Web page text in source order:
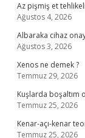
Az pişmiş et
Ağustos 4, 2026
Albaraka cihaz
Ağustos 3, 2026
Xenos ne demek ?
Temmuz 29, 2026
Kuşlarda boşaltım
Temmuz 25, 2026
Kenar-açı-kenar
Temmuz 25, 2026